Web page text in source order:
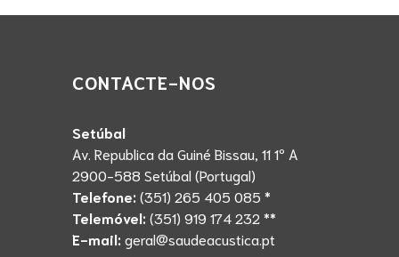
CONTACTE-NOS
Setúbal
Av. Republica da Guiné Bissau, 11 1º A
2900-588 Setúbal (Portugal)
Telefone: (351) 265 405 085 *
Telemóvel: (351) 919 174 232 **
E-mail: geral@saudeacustica.pt